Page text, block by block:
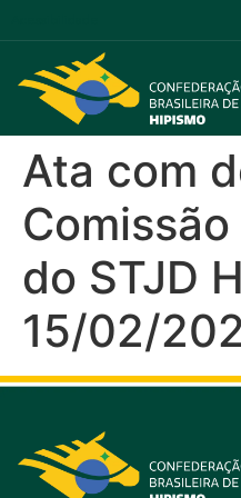
Ata com
do STJD
15/02/